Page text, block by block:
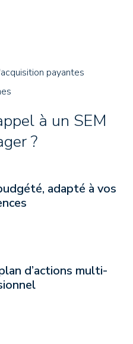
payantes
à un SEM
?
adapté à vos
d’actions multi-